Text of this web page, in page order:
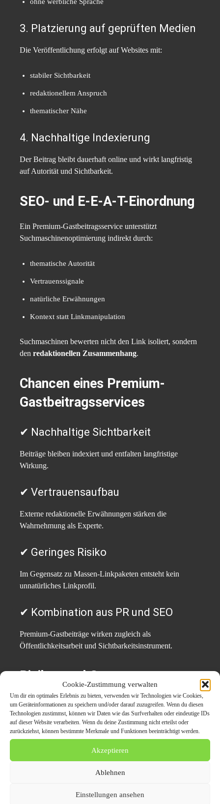
Cookie-Zustimmung verwalten
Um dir ein optimales Erlebnis zu bieten, verwenden wir Technologien wie Cookies,
um Geräteinformationen zu speichern und/oder darauf zuzugreifen. Wenn du diesen
Technologien zustimmst, können wir Daten wie das Surfverhalten oder eindeutige IDs
auf dieser Website verarbeiten. Wenn du deine Zustimmung nicht erteilst oder
zurückziehst, können bestimmte Merkmale und Funktionen beeinträchtigt werden.
Akzeptieren
Ablehnen
Einstellungen ansehen
3. Platzierung auf geprüften Medien
Die Veröffentlichung erfolgt auf Websites mit:
stabiler Sichtbarkeit
redaktionellem Anspruch
thematischer Nähe
4. Nachhaltige Indexierung
Der Beitrag bleibt dauerhaft online und wirkt langfristig
auf Autorität und Sichtbarkeit.
SEO- und E-E-A-T-Einordnung
Ein Premium-Gastbeitragsservice unterstützt
Suchmaschinenoptimierung indirekt durch:
thematische Autorität
Vertrauenssignale
natürliche Erwähnungen
Kontext statt Linkmanipulation
Suchmaschinen bewerten nicht den Link isoliert, sondern
den redaktionellen Zusammenhang.
Chancen eines Premium-
Gastbeitragsservices
✔ Nachhaltige Sichtbarkeit
Beiträge bleiben indexiert und entfalten langfristige
Wirkung.
✔ Vertrauensaufbau
Externe redaktionelle Erwähnungen stärken die
Wahrnehmung als Experte.
✔ Geringes Risiko
Im Gegensatz zu Massen-Linkpaketen entsteht kein
unnatürliches Linkprofil.
✔ Kombination aus PR und SEO
Premium-Gastbeiträge wirken zugleich als
Öffentlichkeitsarbeit und Sichtbarkeitsinstrument.
Risiken und Grenzen
❌ Unseriöse Anbieter
Nicht jeder als „Premium“ beworbene Service erfüllt
redaktionelle Standards.
Veröffentlichungsdauer bergen Risiken.